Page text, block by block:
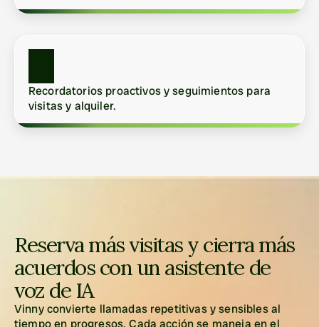
Recordatorios proactivos y seguimientos para
visitas y alquiler.
Reserva más visitas y cierra más
acuerdos con un asistente de
voz de IA
Vinny convierte llamadas repetitivas y sensibles al
tiempo en progresos. Cada acción se maneja en el